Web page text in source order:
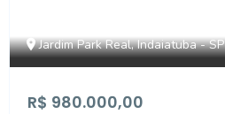
Jardim Park Real, Indaiatuba - SP
R$ 980.000,00